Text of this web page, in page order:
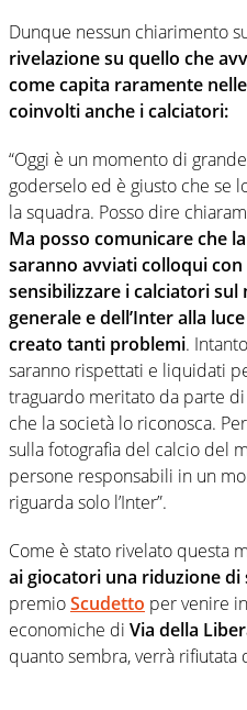
Dunque nessun chiarimento
rivelazione su quello che
come capita raramente
coinvolti anche i calciatori:
“Oggi è un momento di
goderselo ed è giusto che se
la squadra. Posso dire
Ma posso comunicare che
saranno avviati colloqui
sensibilizzare i calciatori
generale e dell’Inter alla
creato tanti problemi.
saranno rispettati e liquidati
traguardo meritato da parte
che la società lo riconosca.
sulla fotografia del calcio del
persone responsabili in un
riguarda solo l’Inter”.
Come è stato rivelato questa
ai giocatori una riduzione di
premioScudetto per venire
economiche di Via della
quanto sembra, verrà rifiutata